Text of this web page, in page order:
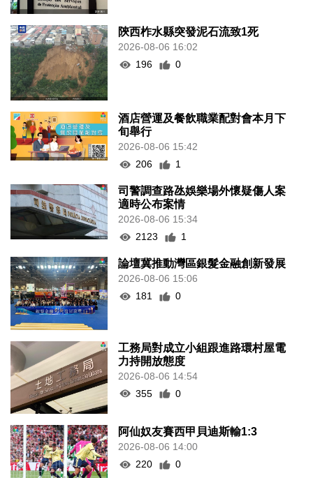
陝西柞水縣突發泥石流致1死
2026-08-06 16:02
196
0
酒店營運及餐飲職業配對會本月下
旬舉行
2026-08-06 15:42
206
1
司警調查路氹娛樂場外懷疑傷人案
適時公布案情
2026-08-06 15:34
2123
1
論壇冀推動灣區銀髮金融創新發展
2026-08-06 15:06
181
0
工務局對成立小組跟進路環村屋電
力持開放態度
2026-08-06 14:54
355
0
阿仙奴友賽西甲貝迪斯輸1:3
2026-08-06 14:00
220
0